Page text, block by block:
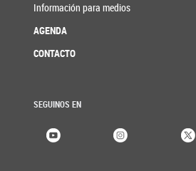
Información para medios
AGENDA
CONTACTO
SEGUINOS EN